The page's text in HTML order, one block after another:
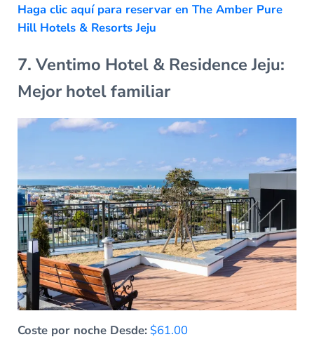
Haga clic aquí para reservar en The Amber Pure
Hill Hotels & Resorts Jeju
7. Ventimo Hotel & Residence Jeju:
Mejor hotel familiar
Coste por noche Desde: $61.00